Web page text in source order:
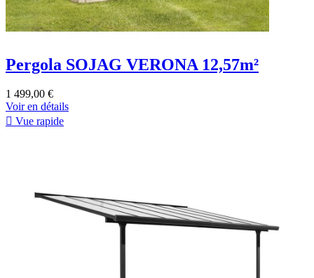
Pergola SOJAG VERONA 12,57m²
1 499,00 €
Voir en détails
 Vue rapide